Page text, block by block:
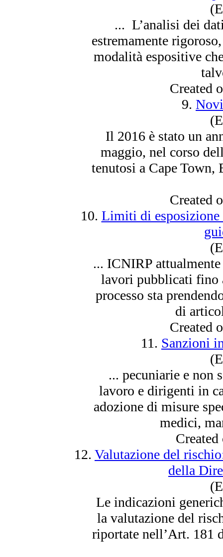
... L’analisi dei
estremamente
modalità espositive
Created
9.
Il 2016 è stato un
maggio, nel corso
tenutosi a Cape Town,
Created
10. Limiti di esposizione
... ICNIRP
lavori pubblicati fino
processo sta
di
Created
11. Sanzioni
... pecuniarie e non
lavoro e dirigenti in
adozione di misure
medici,
12. Valutazione del
della
Le indicazioni
la valutazione del
riportate nell’Art. 181